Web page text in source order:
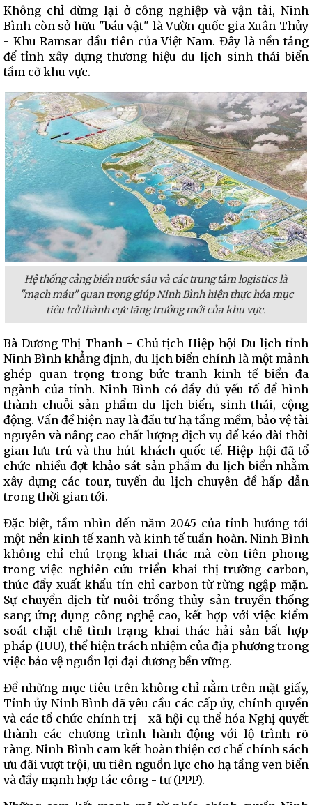
Không chỉ dừng lại ở công nghiệp và vận tải, Ninh
Bình còn sở hữu "báu vật" là Vườn quốc gia Xuân Thủy
- Khu Ramsar đầu tiên của Việt Nam. Đây là nền tảng
để tỉnh xây dựng thương hiệu du lịch sinh thái biển
tầm cỡ khu vực.
Hệ thống cảng biển nước sâu và các trung tâm logistics là
"mạch máu" quan trọng giúp Ninh Bình hiện thực hóa mục
tiêu trở thành cực tăng trưởng mới của khu vực.
Bà Dương Thị Thanh - Chủ tịch Hiệp hội Du lịch tỉnh
Ninh Bình khẳng định, du lịch biển chính là một mảnh
ghép quan trọng trong bức tranh kinh tế biển đa
ngành của tỉnh. Ninh Bình có đầy đủ yếu tố để hình
thành chuỗi sản phẩm du lịch biển, sinh thái, cộng
động. Vấn đề hiện nay là đầu tư hạ tầng mềm, bảo vệ tài
nguyên và nâng cao chất lượng dịch vụ để kéo dài thời
gian lưu trú và thu hút khách quốc tế. Hiệp hội đã tổ
chức nhiều đợt khảo sát sản phẩm du lịch biển nhằm
xây dựng các tour, tuyến du lịch chuyên đề hấp dẫn
trong thời gian tới.
Đặc biệt, tầm nhìn đến năm 2045 của tỉnh hướng tới
một nền kinh tế xanh và kinh tế tuần hoàn. Ninh Bình
không chỉ chú trọng khai thác mà còn tiên phong
trong việc nghiên cứu triển khai thị trường carbon,
thúc đẩy xuất khẩu tín chỉ carbon từ rừng ngập mặn.
Sự chuyển dịch từ nuôi trồng thủy sản truyền thống
sang ứng dụng công nghệ cao, kết hợp với việc kiểm
soát chặt chẽ tình trạng khai thác hải sản bất hợp
pháp (IUU), thể hiện trách nhiệm của địa phương trong
việc bảo vệ nguồn lợi đại dương bền vững.
Để những mục tiêu trên không chỉ nằm trên mặt giấy,
Tỉnh ủy Ninh Bình đã yêu cầu các cấp ủy, chính quyền
và các tổ chức chính trị - xã hội cụ thể hóa Nghị quyết
thành các chương trình hành động với lộ trình rõ
ràng. Ninh Bình cam kết hoàn thiện cơ chế chính sách
ưu đãi vượt trội, ưu tiên nguồn lực cho hạ tầng ven biển
và đẩy mạnh hợp tác công - tư (PPP).